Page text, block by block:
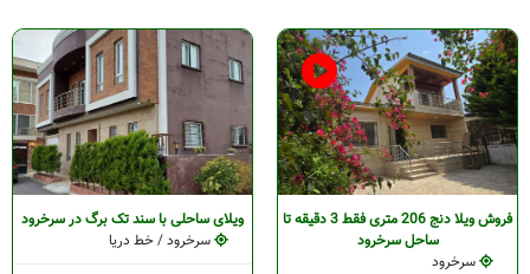
فروش ویلا دنج 206 متری فقط 3 دقیقه تا
ساحل سرخرود
سرخرود
ویلای ساحلی با سند تک برگ در سرخرود
سرخرود / خط دریا